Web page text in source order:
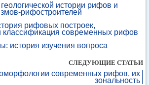
истории рифов и
рифостроителей
рифовых построек,
классификация современных рифов
история изучения вопроса
СЛЕДУЮЩИЕ СТАТЬИ
современных рифов, их
зональность